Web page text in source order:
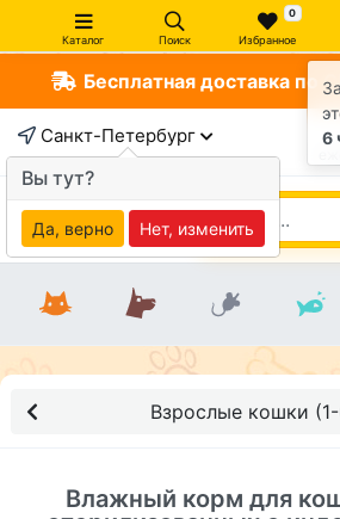
Каталог Поиск
0
Избранное
Бесплатная доставка по
Санкт-Петербург
Взрослые кошки
Влажный корм для
6
Вы тут?
Да, верно Нет, изменить